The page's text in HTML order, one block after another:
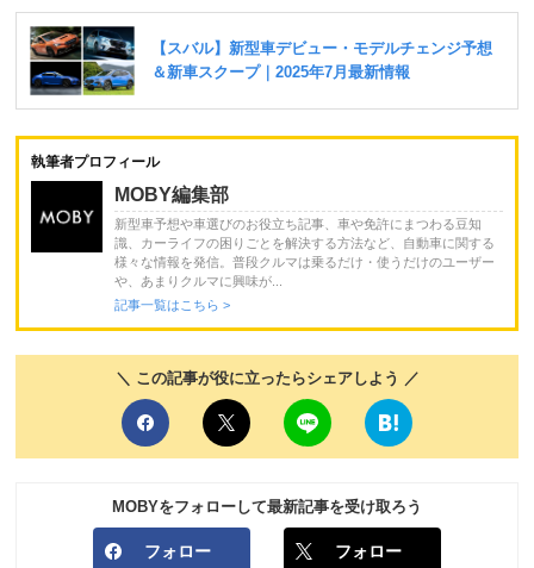
執筆者プロフィール
MOBY編集部
新型車予想や車選びのお役立ち記事、車や免許にまつわる豆知
識、カーライフの困りごとを解決する方法など、自動車に関する
様々な情報を発信。普段クルマは乗るだけ・使うだけのユーザー
や、あまりクルマに興味が...
記事一覧はこちら >
＼ この記事が役に立ったらシェアしよう ／
MOBYをフォローして最新記事を受け取ろう
フォロー フォロー